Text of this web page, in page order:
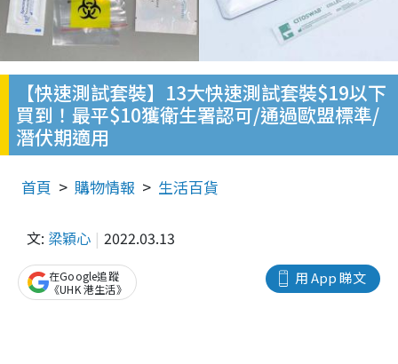
【快速測試套裝】13大快速測試套裝$19以下
買到！最平$10獲衛生署認可/通過歐盟標準/
潛伏期適用
首頁 購物情報 生活百貨
文: 梁穎心 2022.03.13
用 App 睇文
在Google追蹤
《UHK 港生活》